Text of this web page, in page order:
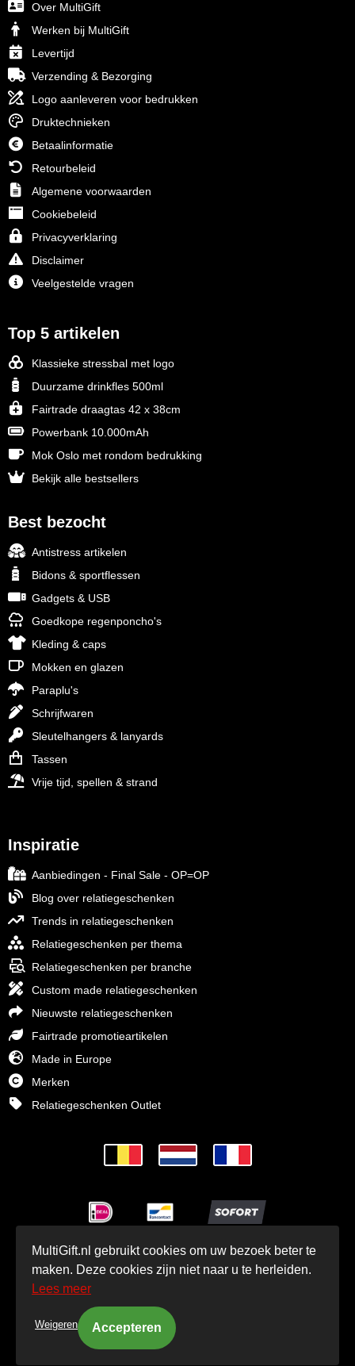
Over MultiGift
Werken bij MultiGift
Levertijd
Verzending & Bezorging
Logo aanleveren voor bedrukken
Druktechnieken
Betaalinformatie
Retourbeleid
Algemene voorwaarden
Cookiebeleid
Privacyverklaring
Disclaimer
Veelgestelde vragen
Top 5 artikelen
Klassieke stressbal met logo
Duurzame drinkfles 500ml
Fairtrade draagtas 42 x 38cm
Powerbank 10.000mAh
Mok Oslo met rondom bedrukking
Bekijk alle bestsellers
Best bezocht
Antistress artikelen
Bidons & sportflessen
Gadgets & USB
Goedkope regenponcho's
Kleding & caps
Mokken en glazen
Paraplu's
Schrijfwaren
Sleutelhangers & lanyards
Tassen
Vrije tijd, spellen & strand
Inspiratie
Aanbiedingen - Final Sale - OP=OP
Blog over relatiegeschenken
Trends in relatiegeschenken
Relatiegeschenken per thema
Relatiegeschenken per branche
Custom made relatiegeschenken
Nieuwste relatiegeschenken
Fairtrade promotieartikelen
Made in Europe
Merken
Relatiegeschenken Outlet
© MultiGift Relatiegeschenken BV 1993 - 2026
MultiGift.nl gebruikt cookies om uw bezoek beter te
maken. Deze cookies zijn niet naar u te herleiden.
Lees meer
Weigeren